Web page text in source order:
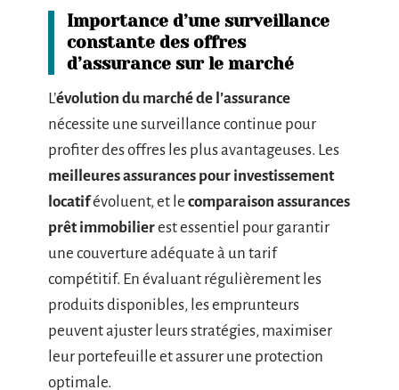
Importance d’une surveillance
constante des offres
d’assurance sur le marché
L’évolution du marché de l’assurance
nécessite une surveillance continue pour
profiter des offres les plus avantageuses. Les
meilleures assurances pour investissement
locatifévoluent, et le comparaison assurances
prêt immobilierest essentiel pour garantir
une couverture adéquate à un tarif
compétitif. En évaluant régulièrement les
produits disponibles, les emprunteurs
peuvent ajuster leurs stratégies, maximiser
leur portefeuille et assurer une protection
optimale.